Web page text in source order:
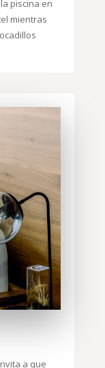
piscina en
mientras
a que